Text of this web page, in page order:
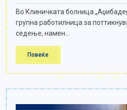
Во Клиничката болница
групна работилница за
седење, намен...
Повеќе